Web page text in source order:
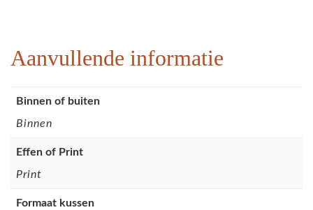
Aanvullende informatie
Binnen of buiten
Binnen
Effen of Print
Print
Formaat kussen